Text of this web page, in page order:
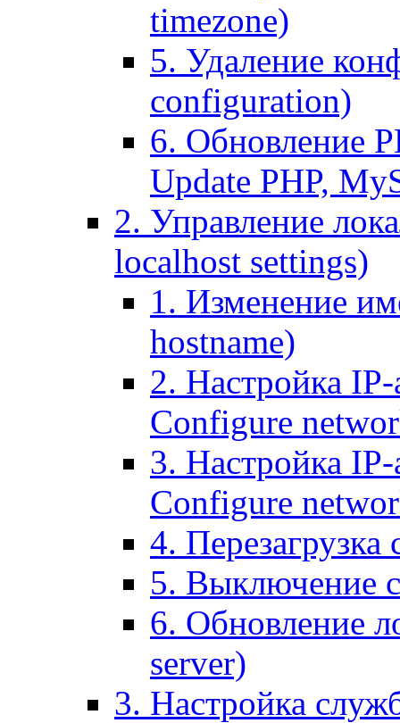
timezone)
5. Удаление
configuration)
6. Обновление
Update PHP,
2. Управление
localhost settings)
1. Изменение
hostname)
2. Настройка IP-
Configure
3. Настройка
Configure
4. Перезагрузка
5. Выключение
6. Обновление
server)
3. Настройка